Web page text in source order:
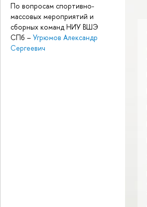
По вопросам спортивно-
массовых мероприятий и
сборных команд НИУ ВШЭ
СПб – Угрюмов Александр
Сергеевич